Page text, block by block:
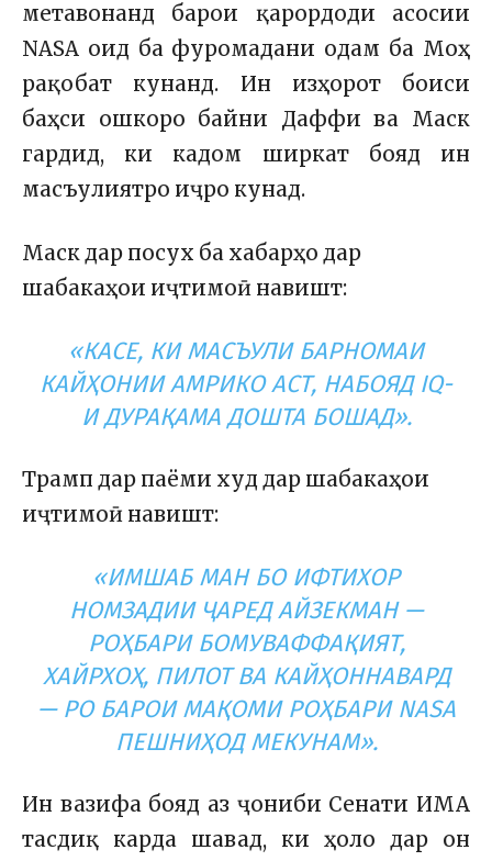
метавонанд барои қарордоди асосии
NASA оид ба фуромадани одам ба Моҳ
рақобат кунанд. Ин изҳорот боиси
баҳси ошкоро байни Даффи ва Маск
гардид, ки кадом ширкат бояд ин
масъулиятро иҷро кунад.
Маск дар посух ба хабарҳо дар
шабакаҳои иҷтимоӣ навишт:
«КАСЕ, КИ МАСЪУЛИ БАРНОМАИ
КАЙҲОНИИ АМРИКО АСТ, НАБОЯД IQ-
И ДУРАҚАМА ДОШТА БОШАД».
Трамп дар паёми худ дар шабакаҳои
иҷтимоӣ навишт:
«ИМШАБ МАН БО ИФТИХОР
НОМЗАДИИ ҶАРЕД АЙЗЕКМАН —
РОҲБАРИ БОМУВАФФАҚИЯТ,
ХАЙРХОҲ, ПИЛОТ ВА КАЙҲОННАВАРД
— РО БАРОИ МАҚОМИ РОҲБАРИ NASA
ПЕШНИҲОД МЕКУНАМ».
Ин вазифа бояд аз ҷониби Сенати ИМА
тасдиқ карда шавад, ки ҳоло дар он